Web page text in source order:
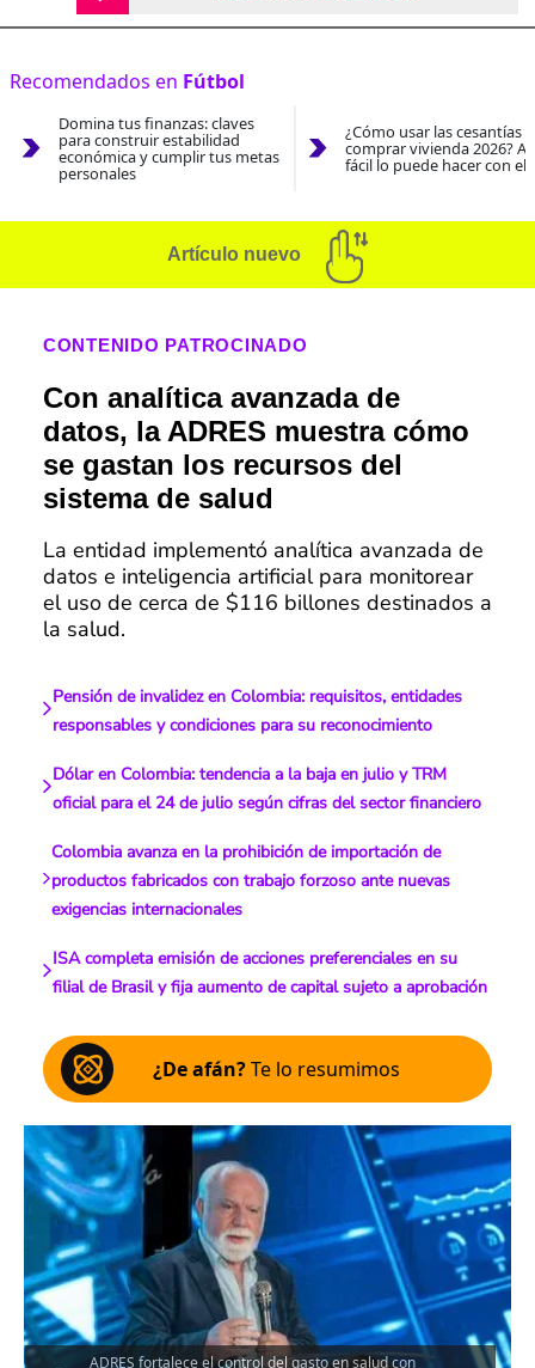
Recomendados en Fútbol
Domina tus finanzas: claves
para construir estabilidad
económica y cumplir tus metas
personales
¿Cómo usar las cesantías
comprar vivienda 2026?
fácil lo puede hacer con el
Artículo nuevo
CONTENIDO PATROCINADO
Con analítica avanzada de
datos, la ADRES muestra cómo
se gastan los recursos del
sistema de salud
La entidad implementó analítica avanzada de
datos e inteligencia artificial para monitorear
el uso de cerca de $116 billones destinados a
la salud.
Pensión de invalidez en Colombia: requisitos, entidades
responsables y condiciones para su reconocimiento
Dólar en Colombia: tendencia a la baja en julio y TRM
oficial para el 24 de julio según cifras del sector financiero
Colombia avanza en la prohibición de importación de
productos fabricados con trabajo forzoso ante nuevas
exigencias internacionales
ISA completa emisión de acciones preferenciales en su
filial de Brasil y fija aumento de capital sujeto a aprobación
¿De afán?Te lo resumimos
ADRES fortalece el control del gasto en salud con